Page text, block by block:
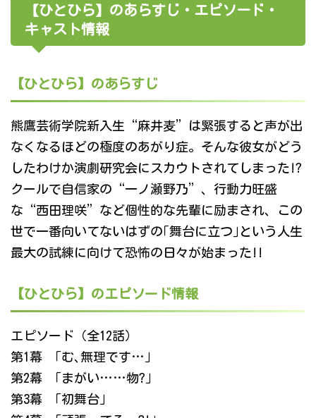
【ひとひら】のあらすじ・エピソード・
キャスト情報
【ひとひら】のあらすじ
熊鷹芸術学院新入生“麻井麦”は緊張すると声が出
なくなるほどの極度のあがり症。そんな彼女がどう
したわけか演劇研究会にスカウトされてしまった!?
クールで自信家の“一ノ瀬野乃”、行動力旺盛
な“西田理咲”など個性的な先輩に励まされ、この
世で一番向いてないはずの｢舞台に立つ｣という人生
最大の試練に向けて恐怖の日々が始まった!!
【ひとひら】のエピソード情報
エピソード（全12話）
第1幕 「む､無理です…」
第2幕 「まがい……物?」
第3幕 「初舞台」